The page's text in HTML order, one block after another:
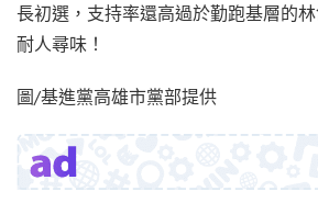
長初選，支持率還高過於勤跑基層的
耐人尋味！
圖/基進黨高雄市黨部提供